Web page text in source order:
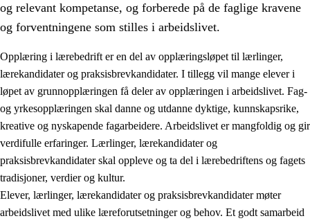
3. Prinsipper for skolens praksis
og relevant kompetanse, og forberede på de faglige kravene
og forventningene som stilles i arbeidslivet.
Opplæring i lærebedrift er en del av opplæringsløpet til lærlinger,
lærekandidater og praksisbrevkandidater. I tillegg vil mange elever i
løpet av grunnopplæringen få deler av opplæringen i arbeidslivet. Fag-
og yrkesopplæringen skal danne og utdanne dyktige, kunnskapsrike,
kreative og nyskapende fagarbeidere. Arbeidslivet er mangfoldig og gir
verdifulle erfaringer. Lærlinger, lærekandidater og
praksisbrevkandidater skal oppleve og ta del i lærebedriftens og fagets
tradisjoner, verdier og kultur.
Elever, lærlinger, lærekandidater og praksisbrevkandidater møter
arbeidslivet med ulike læreforutsetninger og behov. Et godt samarbeid